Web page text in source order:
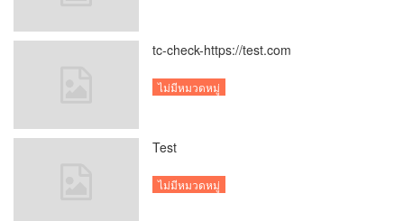
tc-check-https://test.com
ไม่มีหมวดหมู่
Test
ไม่มีหมวดหมู่